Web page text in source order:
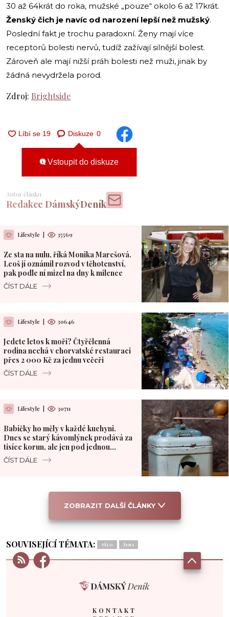
30 až 64krát do roka, mužské „pouze“ okolo 6 až 17krát.
Ženský čich je navíc od narození lepší než mužský.
Poslední fakt je trochu paradoxní. Ženy mají více
receptorů bolesti nervů, tudíž zažívají silnější bolest.
Zároveň ale mají nižší práh bolesti než muži, jinak by
žádná nevydržela porod.
Zdroj: Brightside
Diskuze 0
Vstoupit do diskuze
Autor článku
Redakce DámskýDeník
Lifestyle 35569
Ze sta na nulu, říká Monika Marešová.
Leoš jí oznámil rozvod v těhotenství,
pak podle ní mizel na dny k milence
ČÍST DÁLE
Lifestyle 30646
Jedete letos k moři? Čtyřčlenná
rodina nechá v chorvatské restauraci
přes 2 000 Kč za jednu večeři
ČÍST DÁLE
Lifestyle 30711
Babičky ho měly v každé kuchyni.
Dnes se starý kávomlýnek prodává za
tisíce korun, ale jen pod jednou
podmínkou
ČÍST DÁLE
ZOBRAZIT DALŠÍ ČLÁNKY
SOUVISEJÍCÍ TÉMATA: TĚLO ŽENA
KONTAKT